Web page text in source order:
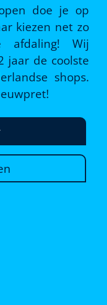
doe je op
kiezen net zo
Wij
jaar de coolste
shops.